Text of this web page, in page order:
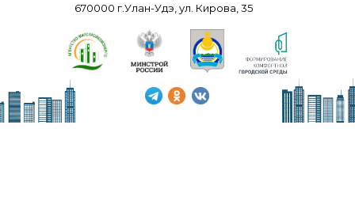
670000 г.Улан-Удэ, ул. Кирова, 35